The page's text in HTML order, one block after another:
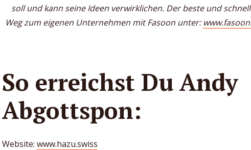
soll und kann seine Ideen verwirklichen. Der beste und
Weg zum eigenen Unternehmen mit Fasoon unter:
So erreichst Du Andy
Abgottspon:
Website: www.hazu.swiss